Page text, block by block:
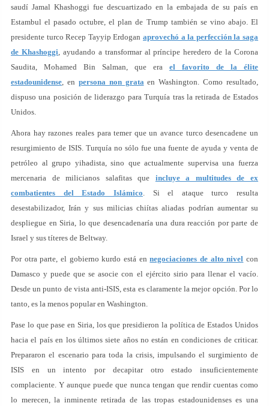
saudí Jamal Khashoggi fue descuartizado en la embajada de su país en
Estambul el pasado octubre, el plan de Trump también se vino abajo. El
presidente turco Recep Tayyip Erdogan aprovechó a la perfección la saga
de Khashoggi, ayudando a transformar al príncipe heredero de la Corona
Saudita, Mohamed Bin Salman, que era el favorito de la élite
estadounidense, en persona non grataen Washington. Como resultado,
dispuso una posición de liderazgo para Turquía tras la retirada de Estados
Unidos.
Ahora hay razones reales para temer que un avance turco desencadene un
resurgimiento de ISIS. Turquía no sólo fue una fuente de ayuda y venta de
petróleo al grupo yihadista, sino que actualmente supervisa una fuerza
mercenaria de milicianos salafitas que incluye a multitudes de ex
combatientes del Estado Islámico. Si el ataque turco resulta
desestabilizador, Irán y sus milicias chiítas aliadas podrían aumentar su
despliegue en Siria, lo que desencadenaría una dura reacción por parte de
Israel y sus títeres de Beltway.
Por otra parte, el gobierno kurdo está ennegociaciones de alto nivel con
Damasco y puede que se asocie con el ejército sirio para llenar el vacío.
Desde un punto de vista anti-ISIS, esta es claramente la mejor opción. Por lo
tanto, es la menos popular en Washington.
Pase lo que pase en Siria, los que presidieron la política de Estados Unidos
hacia el país en los últimos siete años no están en condiciones de criticar.
Prepararon el escenario para toda la crisis, impulsando el surgimiento de
ISIS en un intento por decapitar otro estado insuficientemente
complaciente. Y aunque puede que nunca tengan que rendir cuentas como
lo merecen, la inminente retirada de las tropas estadounidenses es una